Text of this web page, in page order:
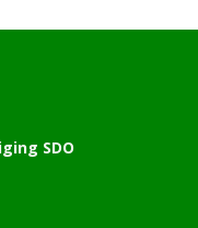
SDO